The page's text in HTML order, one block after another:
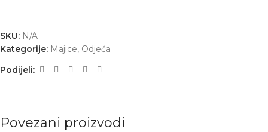
SKU: N/A
Kategorije: Majice, Odjeća
Podijeli:
Povezani proizvodi